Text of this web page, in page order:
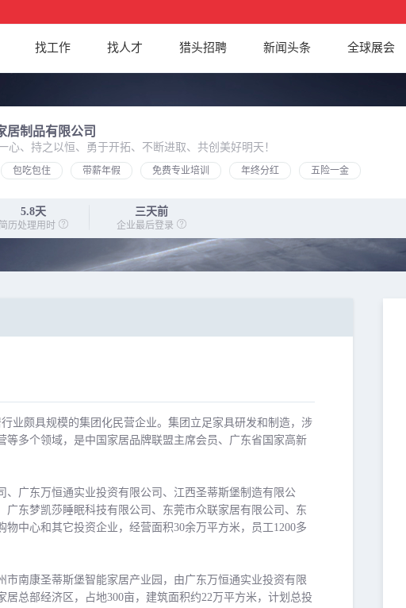
找工作 找人才 猎头招聘 新闻头条 全球展会
居制品有限公司
心、持之以恒、勇于开拓、不断进取、共创美好明天！
包吃包住 带薪年假 免费专业培训 年终分红 五险一金
5.8天
历处理用时
三天前
企业最后登录
业颇具规模的集团化民营企业。集团立足家具研发和制造，涉
等多个领域，是中国家居品牌联盟主席会员、广东省国家高新
、广东万恒通实业投资有限公司、江西圣蒂斯堡制造有限公
东梦凯莎睡眠科技有限公司、东莞市众联家居有限公司、东
中心和其它投资企业，经营面积30余万平方米，员工1200多
南康圣蒂斯堡智能家居产业园，由广东万恒通实业投资有限
总部经济区，占地300亩，建筑面积约22万平方米，计划总投